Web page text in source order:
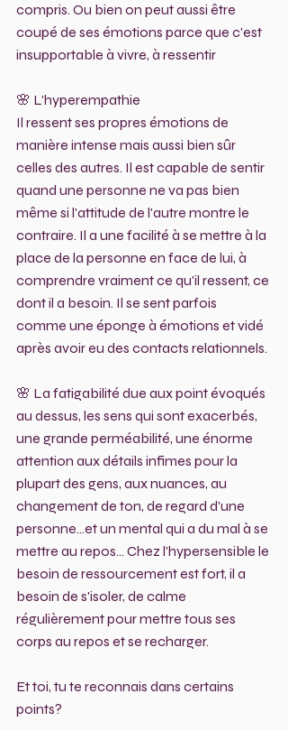
compris. Ou bien on peut aussi être
coupé de ses émotions parce que c'est
insupportable à vivre, à ressentir
🌸 L'hyperempathie
Il ressent ses propres émotions de
manière intense mais aussi bien sûr
celles des autres. Il est capable de sentir
quand une personne ne va pas bien
même si l'attitude de l'autre montre le
contraire. Il a une facilité à se mettre à la
place de la personne en face de lui, à
comprendre vraiment ce qu'il ressent, ce
dont il a besoin. Il se sent parfois
comme une éponge à émotions et vidé
après avoir eu des contacts relationnels.
🌸 La fatigabilité due aux point évoqués
au dessus, les sens qui sont exacerbés,
une grande perméabilité, une énorme
attention aux détails infimes pour la
plupart des gens, aux nuances, au
changement de ton, de regard d'une
personne...et un mental qui a du mal à se
mettre au repos... Chez l'hypersensible le
besoin de ressourcement est fort, il a
besoin de s'isoler, de calme
régulièrement pour mettre tous ses
corps au repos et se recharger.
Et toi, tu te reconnais dans certains
points?